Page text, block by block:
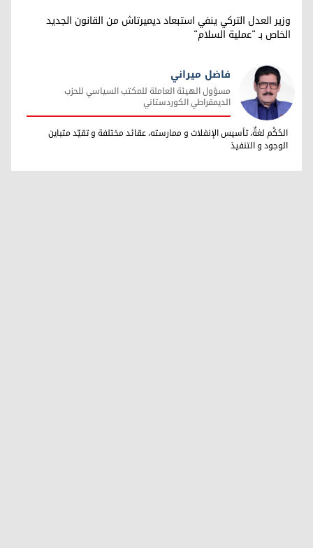
وزير العدل التركي ينفي استبعاد ديميرتاش من القانون الجديد
الخاص بـ "عملية السلام"
فاضل ميراني
فاضل ميراني
مسؤول الهيئة العاملة للمكتب السياسي للحزب
الديمقراطي الكوردستاني
الحُكْم لغةٌ، تأسيس الإنفلات و ممارسته، عقائد مختلفة و تقيّد متباين
الوجود و التنفيذ